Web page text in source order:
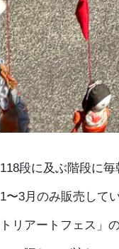
118段に及ぶ階段に
1〜3月のみ販売して
トリアートフェス」